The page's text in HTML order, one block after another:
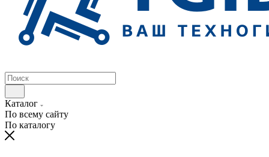
Каталог
По всему сайту
По каталогу